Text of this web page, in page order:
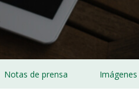
Notas de prensa